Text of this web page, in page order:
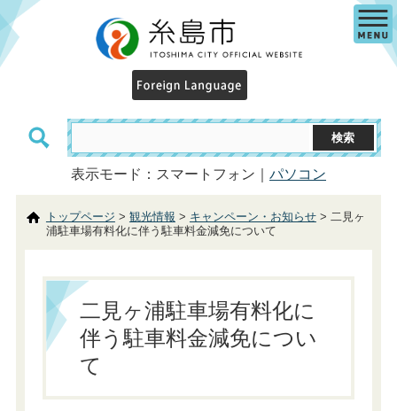
表示モード：スマートフォン｜ パソコン
トップページ > 観光情報 > キャンペーン・お知らせ> 二見ヶ
浦駐車場有料化に伴う駐車料金減免について
二見ヶ浦駐車場有料化に
伴う駐車料金減免につい
て